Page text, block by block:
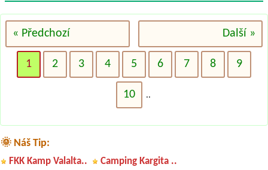
« Předchozí Další »
1 2 3 4 5 6 7 8 9
10 ..
🌞 Náš Tip:
FKK Kamp Valalta..
Camping Kargita ..